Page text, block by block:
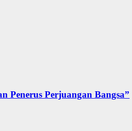
Penerus Perjuangan Bangsa”